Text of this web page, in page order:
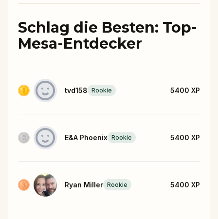
Schlag die Besten: Top-
Mesa-Entdecker
tvd158 Rookie 5400 XP
E&A Phoenix Rookie 5400 XP
Ryan Miller Rookie 5400 XP